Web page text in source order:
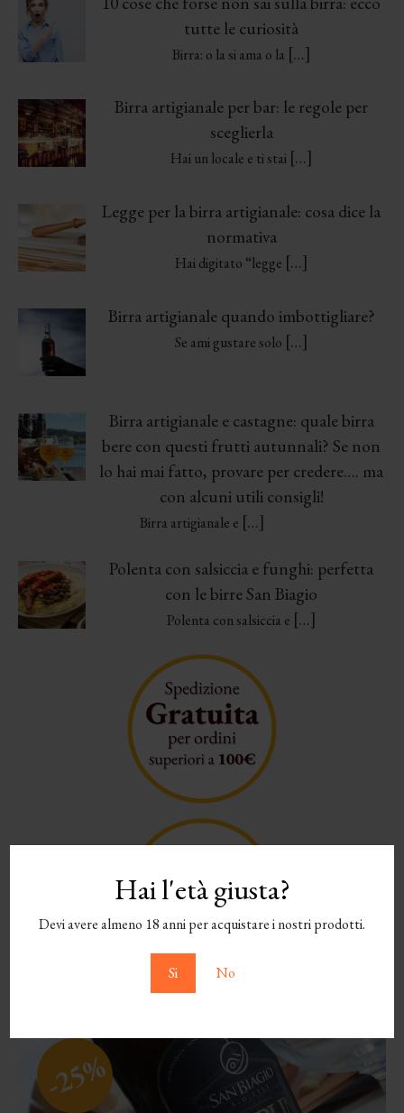
Hai l'età giusta?
Devi avere almeno 18 anni per acquistare i nostri prodotti.
Si No
tutte le curiosità
Birra: o la si ama o la […]
Birra artigianale per bar: le regole per
sceglierla
Hai un locale e ti stai […]
Legge per la birra artigianale: cosa dice la
normativa
Hai digitato “legge […]
Birra artigianale quando imbottigliare?
Se ami gustare solo […]
Birra artigianale e castagne: quale birra
bere con questi frutti autunnali? Se non
lo hai mai fatto, provare per credere…. ma
con alcuni utili consigli!
Birra artigianale e […]
Polenta con salsiccia e funghi: perfetta
con le birre San Biagio
Polenta con salsiccia e […]